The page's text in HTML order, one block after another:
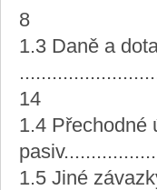
8
1.3 Daně a
14
1.4 Přechodné
1.5 Jiné